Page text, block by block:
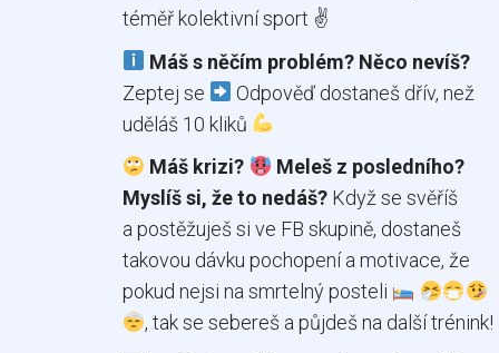
téměř kolektivní sport ✌️
Máš s něčím problém? Něco nevíš?
Zeptej se
Odpověď dostaneš dřív, než
uděláš 10 kliků
Máš krizi?
Meleš z posledního?
Myslíš si, že to nedáš?Když se svěříš
a postěžuješ si ve FB skupině, dostaneš
takovou dávku pochopení a motivace, že
pokud nejsi na smrtelný posteli
, tak se sebereš a půjdeš na další trénink!